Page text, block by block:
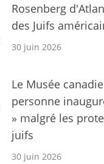
Rosenberg
des Juifs
30 juin 2026
Le Musée
personne
» malgré les
juifs
30 juin 2026